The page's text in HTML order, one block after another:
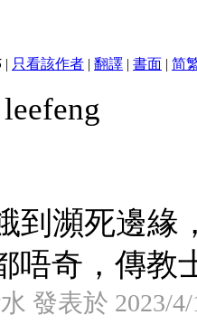
| 只看該作者 | 翻譯 | 書面 | 简
瀕死邊緣
唔奇，傳教
發表於 2023/4/